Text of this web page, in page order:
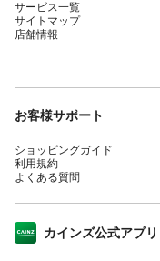
サービス一覧
サイトマップ
店舗情報
お客様サポート
ショッピングガイド
利用規約
よくある質問
カインズ公式アプリ